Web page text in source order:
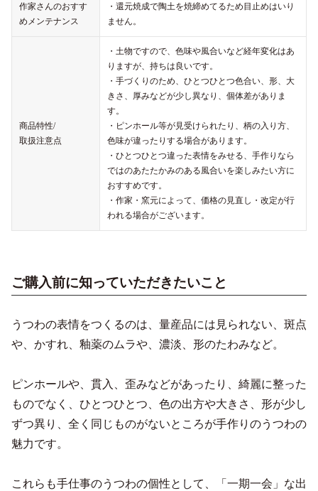
作家さんのおすす
めメンテナンス
・還元焼成で陶土を焼締めてるため目止めはいり
ません。
商品特性/
取扱注意点
・土物ですので、色味や風合いなど経年変化はあ
りますが、持ちは良いです。
・手づくりのため、ひとつひとつ色合い、形、大
きさ、厚みなどが少し異なり、個体差がありま
す。
・ピンホール等が見受けられたり、柄の入り方、
色味が違ったりする場合があります。
・ひとつひとつ違った表情をみせる、手作りなら
ではのあたたかみのある風合いを楽しみたい方に
おすすめです。
・作家・窯元によって、価格の見直し・改定が行
われる場合がございます。
ご購入前に知っていただきたいこと
うつわの表情をつくるのは、量産品には見られない、斑点
や、かすれ、釉薬のムラや、濃淡、形のたわみなど。
ピンホールや、貫入、歪みなどがあったり、綺麗に整った
ものでなく、ひとつひとつ、色の出方や大きさ、形が少し
ずつ異り、全く同じものがないところが手作りのうつわの
魅力です。
これらも手仕事のうつわの個性として、「一期一会」な出